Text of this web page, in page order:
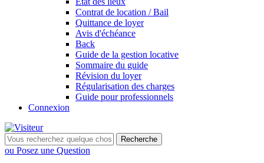
Contrat de location / Bail
Quittance de loyer
Avis d'échéance
Back
Guide de la gestion locative
Sommaire du guide
Révision du loyer
Régularisation des charges
Guide pour professionnels
Connexion
Recherche
ou Posez une Question